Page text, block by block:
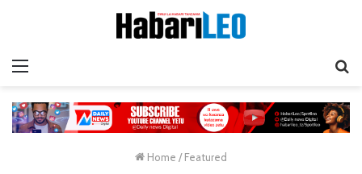
Home / Featured